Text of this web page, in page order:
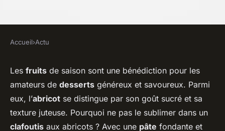
Comment réussir un clafoutis
aux abricots avec une pâte
fondante?
Ilyan•31 mai 2024•5 min de lecture
Accueil›Actu
Les fruits de saison sont une bénédiction pour les
amateurs de desserts généreux et savoureux. Parmi
eux, l’abricot se distingue par son goût sucré et sa
texture juteuse. Pourquoi ne pas le sublimer dans un
clafoutis aux abricots ? Avec une pâte fondante et